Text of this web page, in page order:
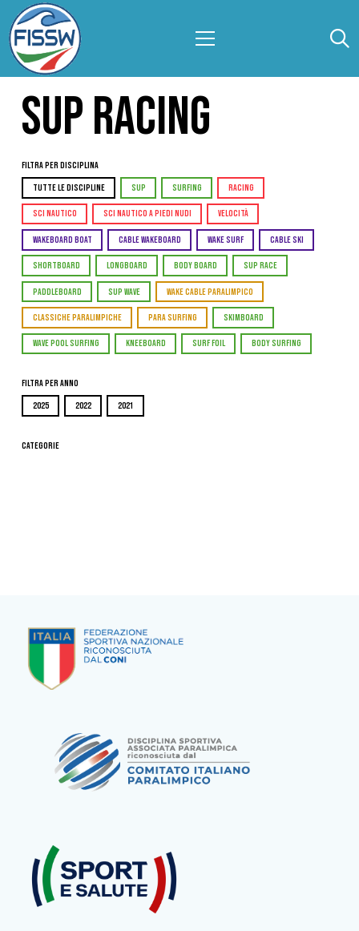
SUP RACING
Filtra per Disciplina
TUTTE LE DISCIPLINE SUP SURFING RACING
SCI NAUTICO SCI NAUTICO A PIEDI NUDI VELOCITÀ
WAKEBOARD BOAT CABLE WAKEBOARD WAKE SURF CABLE SKI
SHORTBOARD LONGBOARD BODY BOARD SUP RACE
PADDLEBOARD SUP WAVE WAKE CABLE PARALIMPICO
CLASSICHE PARALIMPICHE PARA SURFING SKIMBOARD
WAVE POOL SURFING KNEEBOARD SURF FOIL BODY SURFING
Filtra per Anno
2025 2022 2021
Categorie